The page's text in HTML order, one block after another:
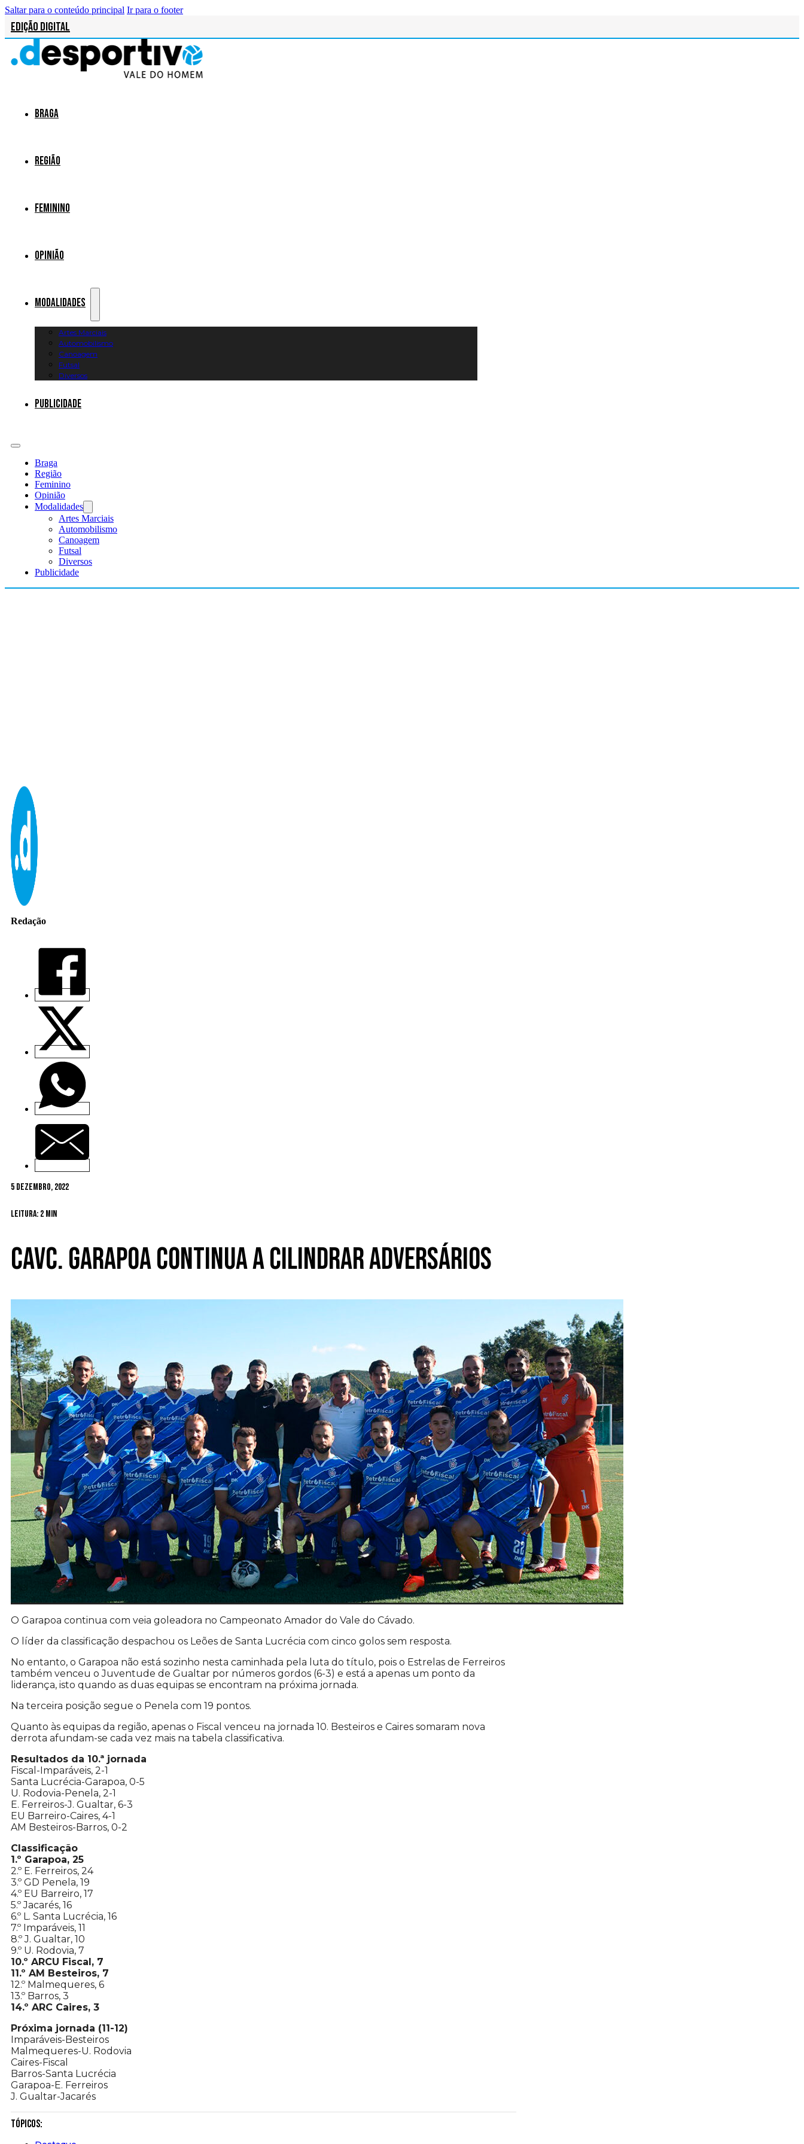
Saltar para o conteúdo principal Ir para o footer
Edição Digital
Braga
Região
Feminino
Opinião
Modalidades
Artes Marciais
Automobilismo
Canoagem
Futsal
Diversos
Publicidade
Braga
Região
Feminino
Opinião
Modalidades
Artes Marciais
Automobilismo
Canoagem
Futsal
Diversos
Publicidade
Redação
5 Dezembro, 2022
Leitura: 2 min
CAVC. Garapoa continua a cilindrar adversários
O Garapoa continua com veia goleadora no Campeonato Amador do Vale do Cávado.
O líder da classificação despachou os Leões de Santa Lucrécia com cinco golos sem resposta.
No entanto, o Garapoa não está sozinho nesta caminhada pela luta do título, pois o Estrelas de Ferreiros
também venceu o Juventude de Gualtar por números gordos (6-3) e está a apenas um ponto da
liderança, isto quando as duas equipas se encontram na próxima jornada.
Na terceira posição segue o Penela com 19 pontos.
Quanto às equipas da região, apenas o Fiscal venceu na jornada 10. Besteiros e Caires somaram nova
derrota afundam-se cada vez mais na tabela classificativa.
Resultados da 10.ª jornada
Fiscal-Imparáveis, 2-1
Santa Lucrécia-Garapoa, 0-5
U. Rodovia-Penela, 2-1
E. Ferreiros-J. Gualtar, 6-3
EU Barreiro-Caires, 4-1
AM Besteiros-Barros, 0-2
Classificação
1.º Garapoa, 25
2.º E. Ferreiros, 24
3.º GD Penela, 19
4.º EU Barreiro, 17
5.º Jacarés, 16
6.º L. Santa Lucrécia, 16
7.º Imparáveis, 11
8.º J. Gualtar, 10
9.º U. Rodovia, 7
10.º ARCU Fiscal, 7
11.º AM Besteiros, 7
12.º Malmequeres, 6
13.º Barros, 3
14.º ARC Caires, 3
Próxima jornada (11-12)
Imparáveis-Besteiros
Malmequeres-U. Rodovia
Caires-Fiscal
Barros-Santa Lucrécia
Garapoa-E. Ferreiros
J. Gualtar-Jacarés
Tópicos: